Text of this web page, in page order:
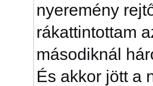
nyeremény
rákattintottam
másodiknál
És akkor jött a